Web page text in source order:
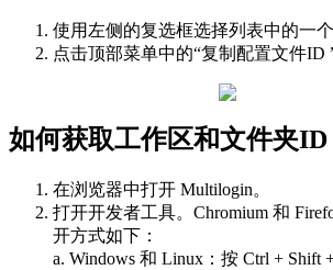
使用左侧的复选框选择列表中的一
点击顶部菜单中的“复制配置文件ID
如何获取工作区和文件夹ID
在浏览器中打开 Multilogin。
打开开发者工具。Chromium 和
开方式如下：
a. Windows 和 Linux：按 Ctrl + Shift